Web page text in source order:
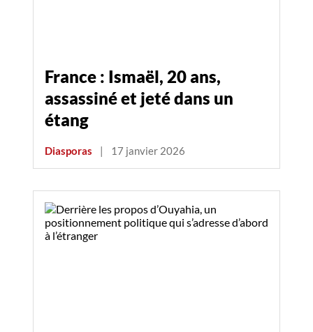
France : Ismaël, 20 ans,
assassiné et jeté dans un
étang
Diasporas | 17 janvier 2026